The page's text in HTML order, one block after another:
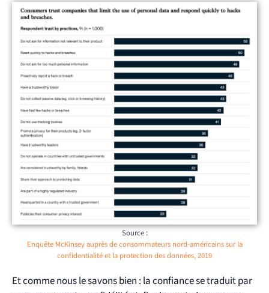
Source :
Enquête McKinsey auprès de consommateurs nord-américains sur la
confidentialité et la protection des données, 2019
Et comme nous le savons bien : la confiance se traduit par